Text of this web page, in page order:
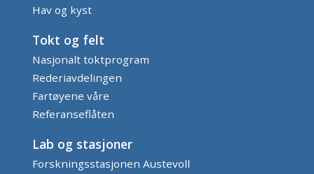
Hav og kyst
Tokt og felt
Nasjonalt toktprogram
Rederiavdelingen
Fartøyene våre
Referanseflåten
Lab og stasjoner
Forskningsstasjonen Austevoll